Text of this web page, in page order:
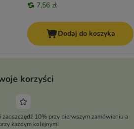
7,56 zł
Dodaj do koszyka
korzyści
10% przy pierwszym zamówieniu a
każdym kolejnym!